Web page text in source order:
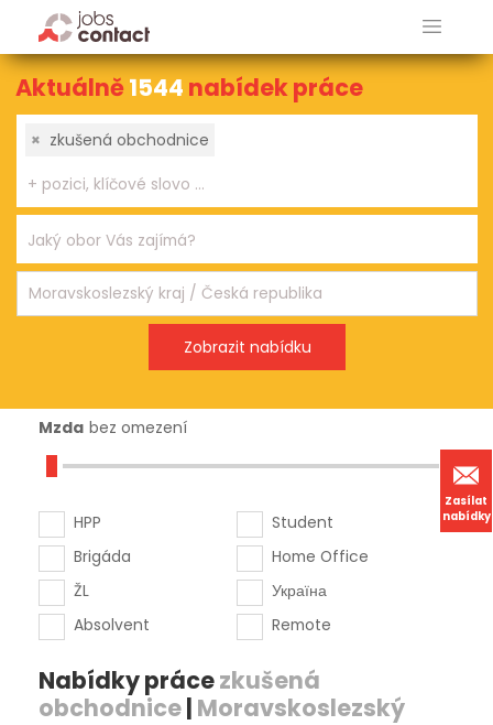
Zasílat
nabídky
Aktuálně1544 nabídek práce
× zkušená obchodnice
Mzda bez omezení
HPP
Brigáda
ŽL
Absolvent
Student
Home Office
Україна
Remote
Nabídky prácezkušená
obchodnice| Moravskoslezský